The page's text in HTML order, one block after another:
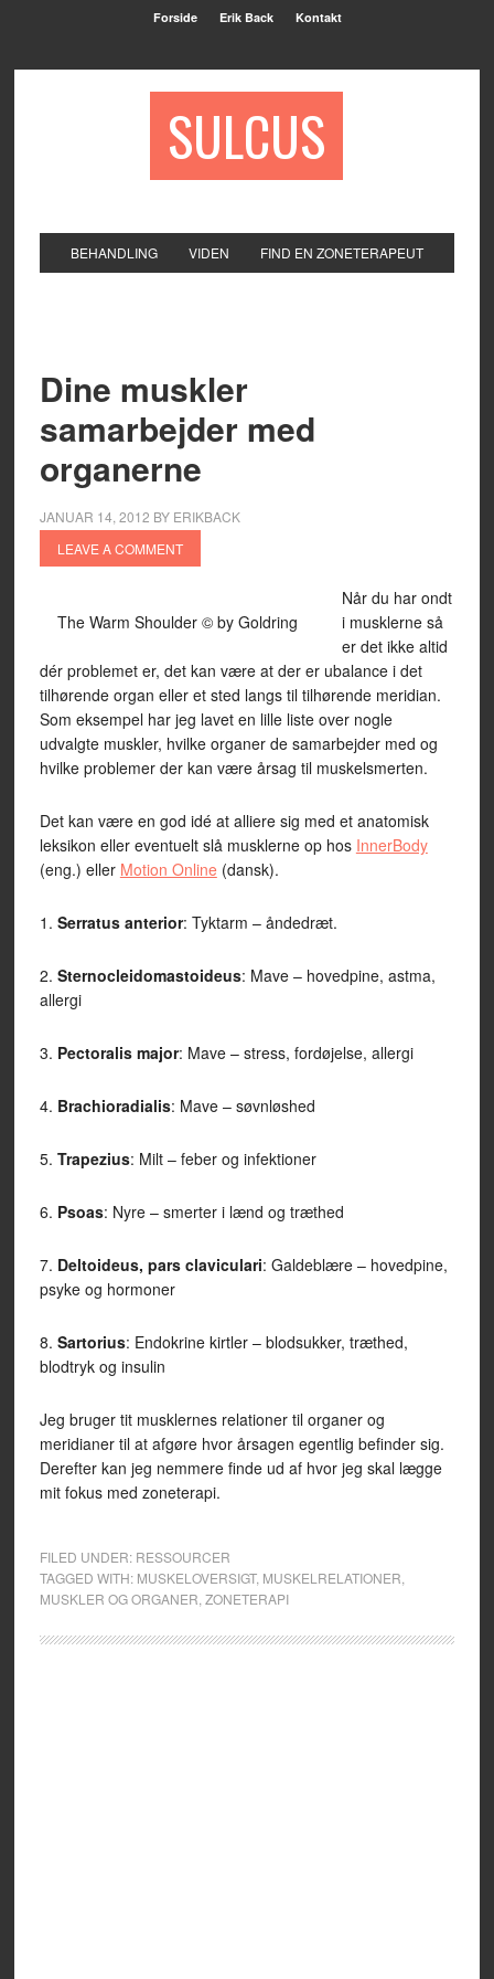
Forside Erik Back Kontakt
SULCUS
BEHANDLING VIDEN FIND EN ZONETERAPEUT
Dine muskler
samarbejder med
organerne
JANUAR 14, 2012 BY ERIKBACK
LEAVE A COMMENT
The Warm Shoulder © by Goldring
Når du har ondt
i musklerne så
er det ikke altid
dér problemet er, det kan være at der er ubalance i det
tilhørende organ eller et sted langs til tilhørende meridian.
Som eksempel har jeg lavet en lille liste over nogle
udvalgte muskler, hvilke organer de samarbejder med og
hvilke problemer der kan være årsag til muskelsmerten.
Det kan være en god idé at alliere sig med et anatomisk
leksikon eller eventuelt slå musklerne op hos InnerBody
(eng.) eller Motion Online (dansk).
1. Serratus anterior: Tyktarm – åndedræt.
2. Sternocleidomastoideus: Mave – hovedpine, astma,
allergi
3. Pectoralis major: Mave – stress, fordøjelse, allergi
4. Brachioradialis: Mave – søvnløshed
5. Trapezius: Milt – feber og infektioner
6. Psoas: Nyre – smerter i lænd og træthed
7. Deltoideus, pars claviculari: Galdeblære – hovedpine,
psyke og hormoner
8. Sartorius: Endokrine kirtler – blodsukker, træthed,
blodtryk og insulin
Jeg bruger tit musklernes relationer til organer og
meridianer til at afgøre hvor årsagen egentlig befinder sig.
Derefter kan jeg nemmere finde ud af hvor jeg skal lægge
mit fokus med zoneterapi.
FILED UNDER: RESSOURCER
TAGGED WITH: MUSKELOVERSIGT, MUSKELRELATIONER
MUSKLER OG ORGANER ZONETERAPI